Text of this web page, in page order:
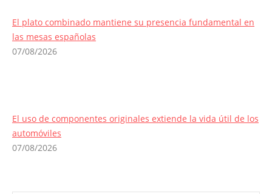
El plato combinado mantiene su presencia fundamental en
las mesas españolas
07/08/2026
El uso de componentes originales extiende la vida útil de los
automóviles
07/08/2026